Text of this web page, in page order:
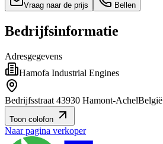
Vraag naar de prijs Bellen
Bedrijfsinformatie
Adresgegevens
Hamofa Industrial Engines
Bedrijfsstraat 43930 Hamont-AchelBelgië
Toon colofon
Naar pagina verkoper